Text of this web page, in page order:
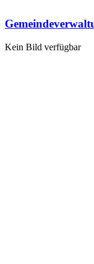
Kein Bild verfügbar